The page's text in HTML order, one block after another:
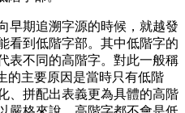
早期追溯字源的時候，就越發
看到低階字部。其中低階字的
表不同的高階字。對此一般稱
的主要原因是當時只有低階
、拼配出表義更為具體的高階